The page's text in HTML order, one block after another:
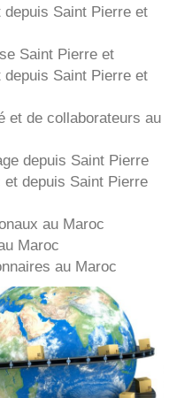
Saint Pierre et
Saint Pierre et
Saint Pierre et
et de collaborateurs au
depuis Saint Pierre
depuis Saint Pierre
au Maroc
Maroc
au Maroc